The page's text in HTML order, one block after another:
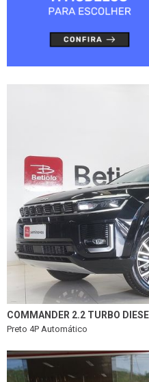
COMMANDER 2.2 TURBO
Preto 4P Automático